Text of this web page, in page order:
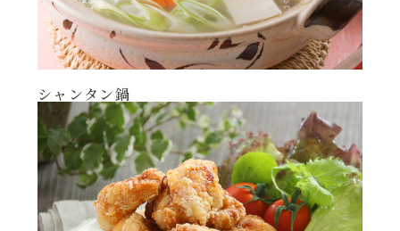
運動会
クリスマス
年末年始
その他
シャンタン鍋